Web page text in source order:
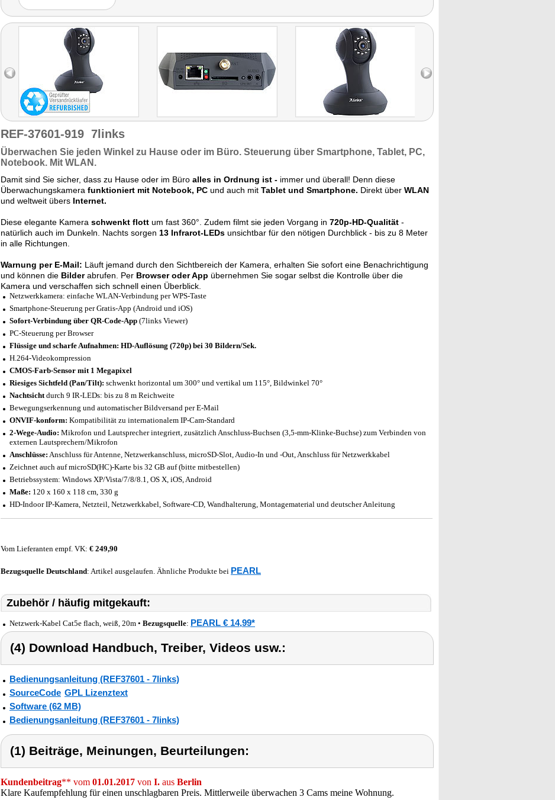
REF-37601-919 7links
Überwachen Sie jeden Winkel zu Hause oder im Büro. Steuerung über Smartphone, Tablet, PC,
Notebook. Mit WLAN.
Damit sind Sie sicher, dass zu Hause oder im Büro alles in Ordnung ist - immer und überall! Denn diese
Überwachungskamera funktioniert mit Notebook, PC und auch mit Tablet und Smartphone. Direkt über WLAN
und weltweit übers Internet.
Diese elegante Kamera schwenkt flott um fast 360°. Zudem filmt sie jeden Vorgang in 720p-HD-Qualität -
natürlich auch im Dunkeln. Nachts sorgen 13 Infrarot-LEDs unsichtbar für den nötigen Durchblick - bis zu 8 Meter
in alle Richtungen.
Warnung per E-Mail: Läuft jemand durch den Sichtbereich der Kamera, erhalten Sie sofort eine Benachrichtigung
und können die Bilderabrufen. Per Browser oder App übernehmen Sie sogar selbst die Kontrolle über die
Kamera und verschaffen sich schnell einen Überblick.
Netzwerkkamera: einfache WLAN-Verbindung per WPS-Taste
Smartphone-Steuerung per Gratis-App (Android und iOS)
Sofort-Verbindung über QR-Code-App (7links Viewer)
PC-Steuerung per Browser
Flüssige und scharfe Aufnahmen: HD-Auflösung (720p) bei 30 Bildern/Sek.
H.264-Videokompression
CMOS-Farb-Sensor mit 1 Megapixel
Riesiges Sichtfeld (Pan/Tilt): schwenkt horizontal um 300° und vertikal um 115°, Bildwinkel 70°
Nachtsichtdurch 9 IR-LEDs: bis zu 8 m Reichweite
Bewegungserkennung und automatischer Bildversand per E-Mail
ONVIF-konform: Kompatibilität zu internationalem IP-Cam-Standard
2-Wege-Audio: Mikrofon und Lautsprecher integriert, zusätzlich Anschluss-Buchsen (3,5-mm-Klinke-Buchse) zum Verbinden von
externen Lautsprechern/Mikrofon
Anschlüsse: Anschluss für Antenne, Netzwerkanschluss, microSD-Slot, Audio-In und -Out, Anschluss für Netzwerkkabel
Zeichnet auch auf microSD(HC)-Karte bis 32 GB auf (bitte mitbestellen)
Betriebssystem: Windows XP/Vista/7/8/8.1, OS X, iOS, Android
Maße: 120 x 160 x 118 cm, 330 g
HD-Indoor IP-Kamera, Netzteil, Netzwerkkabel, Software-CD, Wandhalterung, Montagematerial und deutscher Anleitung
Vom Lieferanten empf. VK: € 249,90
Bezugsquelle Deutschland: Artikel ausgelaufen. Ähnliche Produkte bei PEARL
Zubehör / häufig mitgekauft:
Netzwerk-Kabel Cat5e flach, weiß, 20m • Bezugsquelle: PEARL € 14,99*
(4) Download Handbuch, Treiber, Videos usw.:
Bedienungsanleitung (REF37601 - 7links)
SourceCode GPL Lizenztext
Software (62 MB)
Bedienungsanleitung (REF37601 - 7links)
(1) Beiträge, Meinungen, Beurteilungen:
Kundenbeitrag** vom 01.01.2017 von I. aus Berlin
Klare Kaufempfehlung für einen unschlagbaren Preis. Mittlerweile überwachen 3 Cams meine Wohnung.